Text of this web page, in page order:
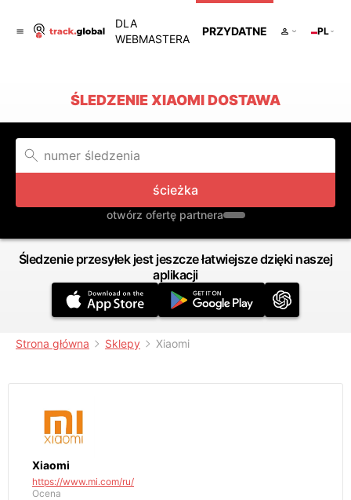
DLA
WEBMASTERA
PRZYDATNE PL
ŚLEDZENIE XIAOMI DOSTAWA
ścieżka
otwórz ofertę partnera
Śledzenie przesyłek jest jeszcze łatwiejsze dzięki naszej
aplikacji
Strona główna Sklepy Xiaomi
Xiaomi
https://www.mi.com/ru/
Ocena